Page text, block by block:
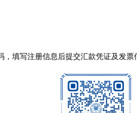
，填写注册信息后提交汇款凭证及发票